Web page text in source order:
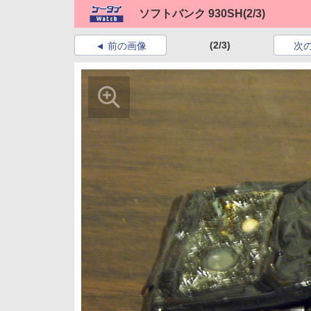
ソフトバンク 930SH(2/3)
前の画像 (2/3) 次